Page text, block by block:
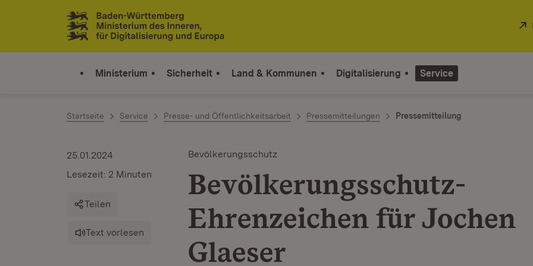
Zum Inhalt springen
Link zur Startseite
Ministerium Sicherheit Land & Kommunen Digitalisierung Service
Startseite Service Presse- und Öffentlichkeitsarbeit Pressemitteilungen Pressemitteilung
Bevölkerungsschutz
Bevölkerungsschutz-
Ehrenzeichen für Jochen
Glaeser
25.01.2024
Lesezeit: 2 Minuten
Teilen
Text vorlesen